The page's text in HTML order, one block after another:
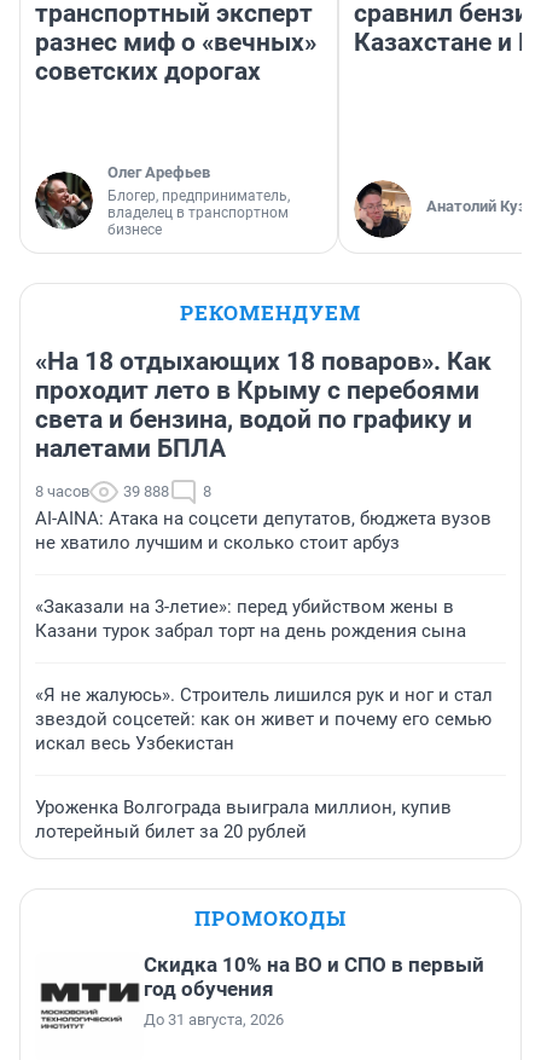
транспортный эксперт
разнес миф о «вечных»
советских дорогах
Олег Арефьев
Блогер, предприниматель,
владелец в транспортном
бизнесе
сравнил
Казахстане и
Анатолий
РЕКОМЕНДУЕМ
«На 18 отдыхающих 18 поваров». Как
проходит лето в Крыму с перебоями
света и бензина, водой по графику и
налетами БПЛА
8 часов 39 888 8
AI-AINA: Атака на соцсети депутатов, бюджета вузов
не хватило лучшим и сколько стоит арбуз
«Заказали на 3-летие»: перед убийством жены в
Казани турок забрал торт на день рождения сына
«Я не жалуюсь». Строитель лишился рук и ног и стал
звездой соцсетей: как он живет и почему его семью
искал весь Узбекистан
Уроженка Волгограда выиграла миллион, купив
лотерейный билет за 20 рублей
ПРОМОКОДЫ
Скидка 10% на ВО и СПО в первый
год обучения
До 31 августа, 2026